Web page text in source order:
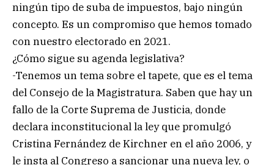
ningún tipo de suba de impuestos, bajo ningún
concepto. Es un compromiso que hemos tomado
con nuestro electorado en 2021.
¿Cómo sigue su agenda legislativa?
-Tenemos un tema sobre el tapete, que es el tema
del Consejo de la Magistratura. Saben que hay un
fallo de la Corte Suprema de Justicia, donde
declara inconstitucional la ley que promulgó
Cristina Fernández de Kirchner en el año 2006, y
le insta al Congreso a sancionar una nueva ley, o